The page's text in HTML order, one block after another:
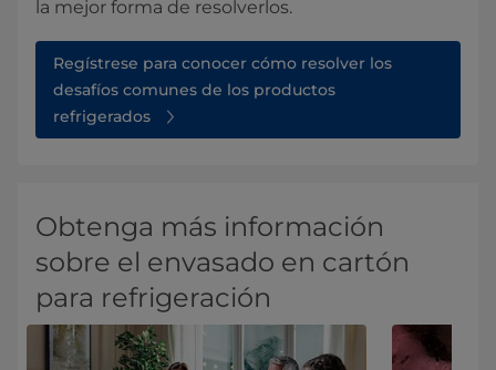
la mejor forma de resolverlos.
Regístrese para conocer cómo resolver los
desafíos comunes de los productos
refrigerados
Obtenga más información
sobre el envasado en cartón
para refrigeración